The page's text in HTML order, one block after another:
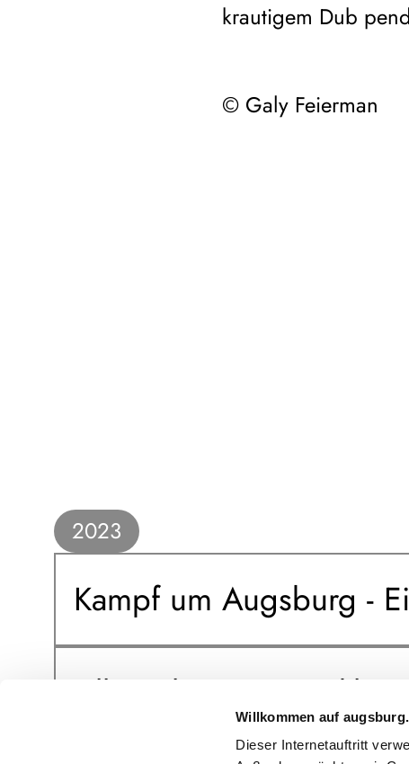
Willkommen auf
Dieser Internetauftritt
krautigem Dub
© Galy Feierman
2023
Kampf um Augsburg -
All2gethernow &
Ways of Knowing